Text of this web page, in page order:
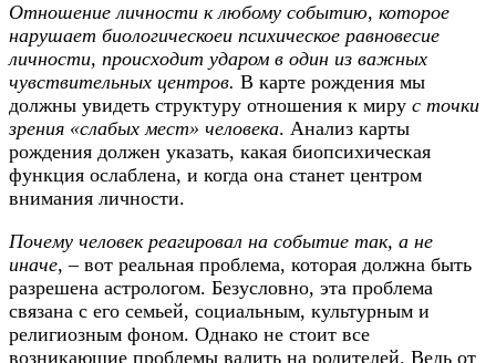
Отношение личности к любому событию, которое
нарушает биологическоеи психическое равновесие
личности, происходит ударом в один из важных
чувствительных центров. В карте рождения мы
должны увидеть структуру отношения к миру с точки
зрения «слабых мест» человека. Анализ карты
рождения должен указать, какая биопсихическая
функция ослаблена, и когда она станет центром
внимания личности.
Почему человек реагировал на событие так, а не
иначе, – вот реальная проблема, которая должна быть
разрешена астрологом. Безусловно, эта проблема
связана с его семьей, социальным, культурным и
религиозным фоном. Однако не стоит все
возникающие проблемы валить на родителей. Ведь от